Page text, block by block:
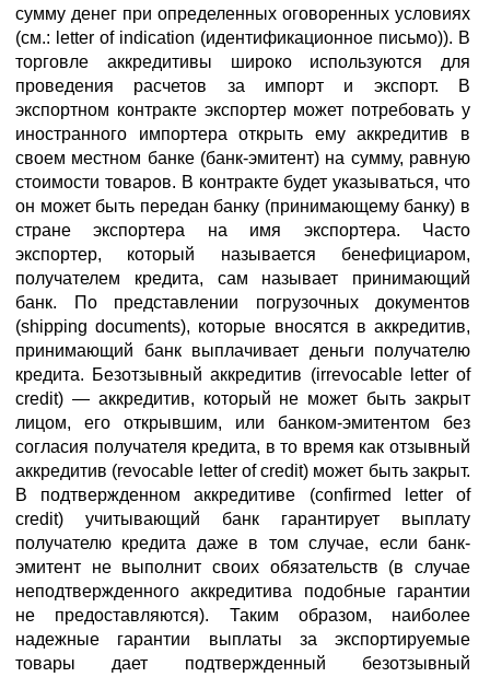
сумму денег при определенных оговоренных условиях
(см.: letter of indication (идентификационное письмо)). В
торговле аккредитивы широко используются для
проведения расчетов за импорт и экспорт. В
экспортном контракте экспортер может потребовать у
иностранного импортера открыть ему аккредитив в
своем местном банке (банк-эмитент) на сумму, равную
стоимости товаров. В контракте будет указываться, что
он может быть передан банку (принимающему банку) в
стране экспортера на имя экспортера. Часто
экспортер, который называется бенефициаром,
получателем кредита, сам называет принимающий
банк. По представлении погрузочных документов
(shipping documents), которые вносятся в аккредитив,
принимающий банк выплачивает деньги получателю
кредита. Безотзывный аккредитив (irrevocable letter of
credit) — аккредитив, который не может быть закрыт
лицом, его открывшим, или банком-эмитентом без
согласия получателя кредита, в то время как отзывный
аккредитив (revocable letter of credit) может быть закрыт.
В подтвержденном аккредитиве (confirmed letter of
credit) учитывающий банк гарантирует выплату
получателю кредита даже в том случае, если банк-
эмитент не выполнит своих обязательств (в случае
неподтвержденного аккредитива подобные гарантии
не предоставляются). Таким образом, наиболее
надежные гарантии выплаты за экспортируемые
товары дает подтвержденный безотзывный